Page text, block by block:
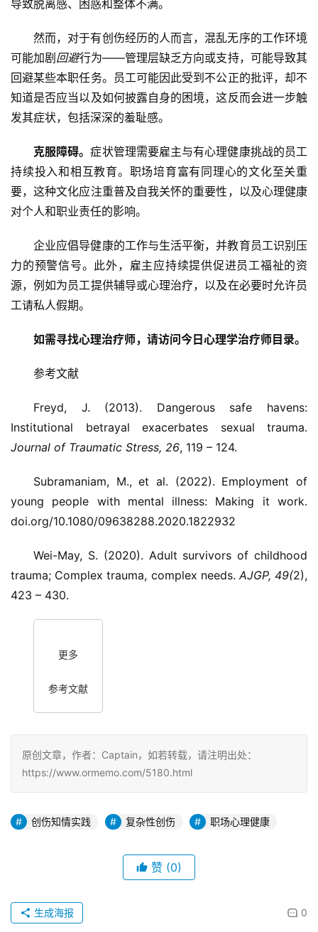
导致脱离感、困惑和整体不满。
然而，对于有创伤经历的人而言，混乱无序的工作环境
可能加剧 回避行为——管理层缺乏方向或支持，可能导致其
回避某些本职任务。员工可能因此受到不公正的批评，却不
知道是否应当以及如何披露自身的困境，这反而会进一步触
发其症状，包括深深的羞耻感。
克服障碍。症状管理需要雇主与有心理健康挑战的员工
持续投入和相互教育。职场培育富有同理心的文化至关重
要，这种文化应注重普及自我关怀的重要性，以及心理健康
对个人和职业责任的影响。
企业应倡导健康的工作与生活平衡，并教育员工识别压
力的预警信号。此外，雇主应持续提供促进员工福祉的资
源，例如为员工提供辅导或心理治疗，以及在必要时允许员
工请私人假期。
如需寻找心理治疗师，请访问今日心理学治疗师目录。
参考文献
Freyd, J. (2013). Dangerous safe havens:
Institutional betrayal exacerbates sexual trauma.
Journal of Traumatic Stress, 26, 119 – 124.
Subramaniam, M., et al. (2022). Employment of
young people with mental illness: Making it work.
doi.org/10.1080/09638288.2020.1822932
Wei-May, S. (2020). Adult survivors of childhood
trauma; Complex trauma, complex needs.AJGP, 49(2),
423 – 430.
更多
参考文献
原创文章，作者：Captain，如若转载，请注明出处：
https://www.ormemo.com/5180.html
创伤知情实践 复杂性创伤 职场心理健康
赞 (0)
0
生成海报